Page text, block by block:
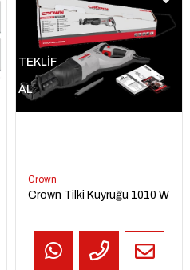
TEKLİF
AL
Crown
Crown Tilki Kuyruğu 1010 W